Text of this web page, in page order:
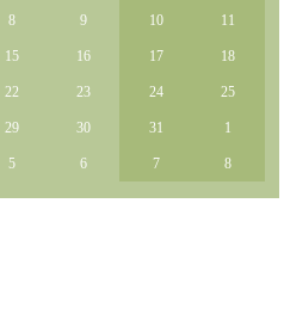
8 9 10 11
15 16 17 18
22 23 24 25
29 30 31 1
5 6 7 8